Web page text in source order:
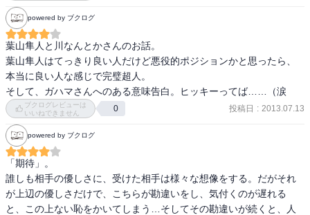
powered by ブクログ
葉山隼人と川なんとかさんのお話。
葉山隼人はてっきり良い人だけど悪役的ポジションかと思ったら、
本当に良い人な感じで完璧超人。
そして、ガハマさんへのある意味告白。ヒッキーってば……（涙
ブクログレビューは
いいねできません
0 投稿日 : 2013.07.13
powered by ブクログ
「期待」。
誰しも相手の優しさに、受けた相手は様々な想像をする。だがそれ
が上辺の優しさだけで、こちらが勘違いをし、気付くのが遅れる
と、この上ない恥をかいてしまう…そしてその勘違いが続くと、人